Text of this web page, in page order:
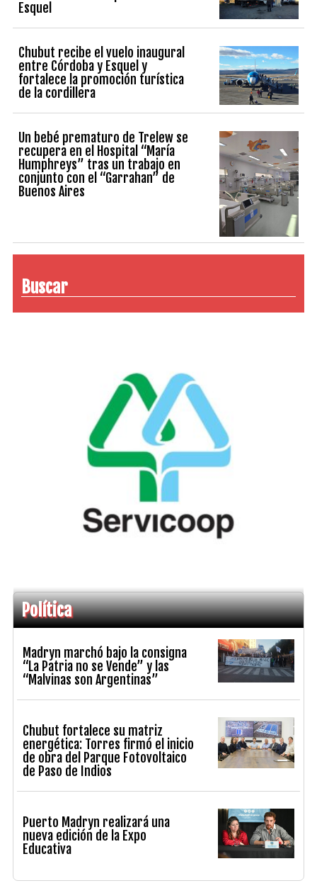
Esquel
Chubut recibe el vuelo inaugural
entre Córdoba y Esquel y
fortalece la promoción turística
de la cordillera
Un bebé prematuro de Trelew se
recupera en el Hospital “María
Humphreys” tras un trabajo en
conjunto con el “Garrahan” de
Buenos Aires
Buscar
Política
Madryn marchó bajo la consigna
“La Patria no se Vende” y las
“Malvinas son Argentinas”
Chubut fortalece su matriz
energética: Torres firmó el inicio
de obra del Parque Fotovoltaico
de Paso de Indios
Puerto Madryn realizará una
nueva edición de la Expo
Educativa